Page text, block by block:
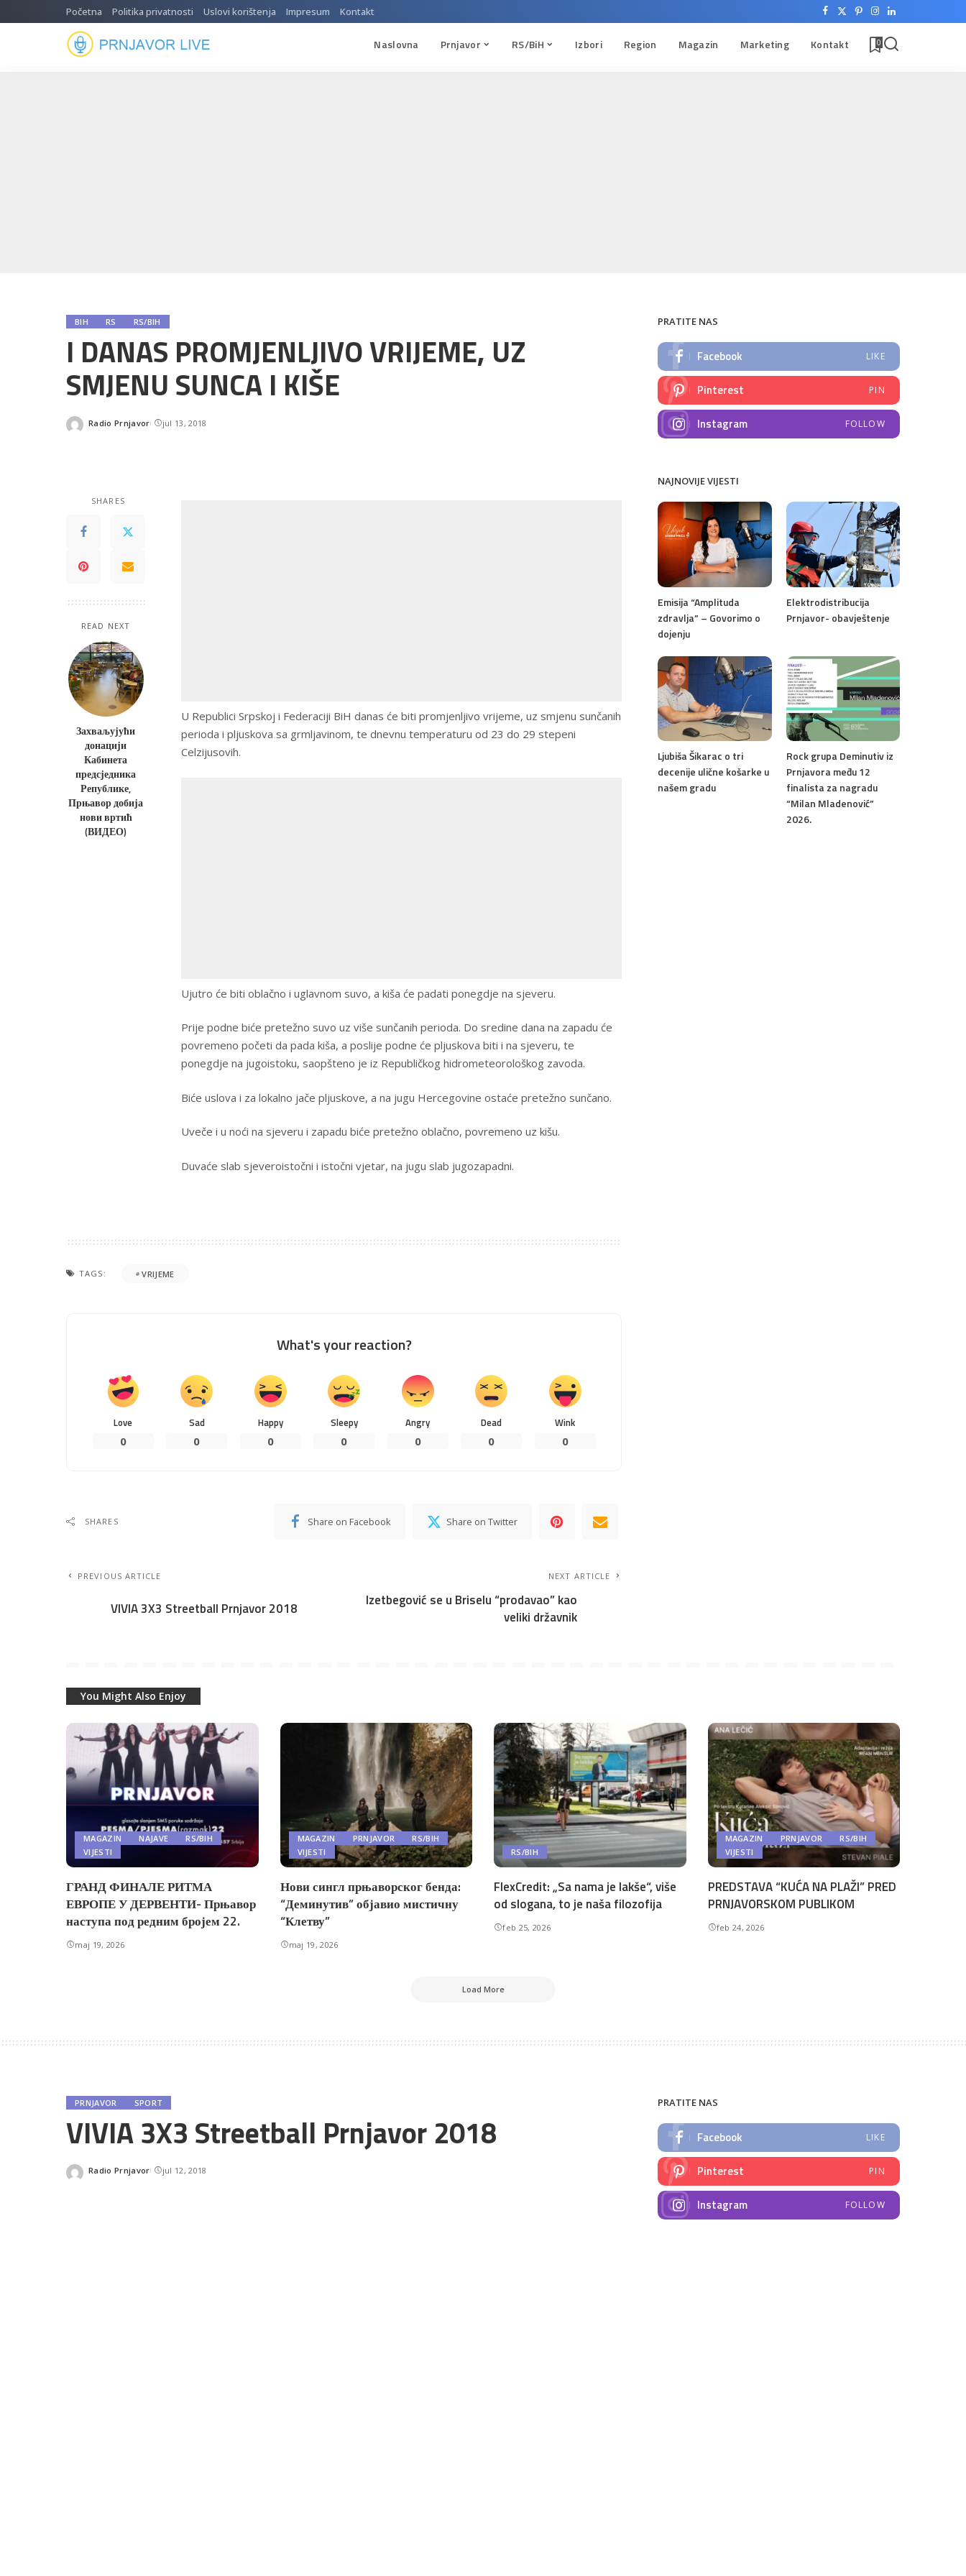
Početna Politika privatnosti Uslovi korištenja Impresum Kontakt
Naslovna Prnjavor RS/BiH Izbori Region Magazin Marketing Kontakt 0
BIH RS RS/BIH
I DANAS PROMJENLJIVO VRIJEME, UZ
SMJENU SUNCA I KIŠE
Posted
Radio Prnjavor jul 13, 2018
SHARES
READ NEXT
Захваљујући
донацији
Кабинета
предсједника
Републике,
Прњавор добија
нови вртић
(ВИДЕО)
U Republici Srpskoj i Federaciji BiH danas će biti promjenljivo vrijeme, uz smjenu sunčanih
perioda i pljuskova sa grmljavinom, te dnevnu temperaturu od 23 do 29 stepeni
Celzijusovih.
Ujutro će biti oblačno i uglavnom suvo, a kiša će padati ponegdje na sjeveru.
Prije podne biće pretežno suvo uz više sunčanih perioda. Do sredine dana na zapadu će
povremeno početi da pada kiša, a poslije podne će pljuskova biti i na sjeveru, te
ponegdje na jugoistoku, saopšteno je iz Republičkog hidrometeorološkog zavoda.
Biće uslova i za lokalno jače pljuskove, a na jugu Hercegovine ostaće pretežno sunčano.
Uveče i u noći na sjeveru i zapadu biće pretežno oblačno, povremeno uz kišu.
Duvaće slab sjeveroistočni i istočni vjetar, na jugu slab jugozapadni.
TAGS: VRIJEME
What's your reaction?
Love
0
Sad
0
Happy
0
Sleepy
0
Angry
0
Dead
0
Wink
0
SHARES Share on Facebook Share on Twitter
PREVIOUS ARTICLE
VIVIA 3X3 Streetball Prnjavor 2018
NEXT ARTICLE
Izetbegović se u Briselu “prodavao” kao
veliki državnik
PRATITE NAS
Facebook LIKE
Pinterest PIN
Instagram FOLLOW
NAJNOVIJE VIJESTI
Emisija “Amplituda
zdravlja” – Govorimo o
dojenju
Elektrodistribucija
Prnjavor- obavještenje
Ljubiša Šikarac o tri
decenije ulične košarke u
našem gradu
Rock grupa Deminutiv iz
Prnjavora među 12
finalista za nagradu
“Milan Mladenović”
2026.
You Might Also Enjoy
MAGAZIN NAJAVE
RS/BIH
VIJESTI
ГРАНД ФИНАЛЕ РИТМА
ЕВРОПЕ У ДЕРВЕНТИ- Прњавор
наступа под редним бројем 22.
maj 19, 2026
MAGAZIN PRNJAVOR
RS/BIH
VIJESTI
Нови сингл прњаворског бенда:
“Деминутив” објавио мистичну
“Клетву”
maj 19, 2026
RS/BIH
FlexCredit: „Sa nama je lakše“, više
od slogana, to je naša filozofija
feb 25, 2026
MAGAZIN PRNJAVOR
RS/BIH
VIJESTI
PREDSTAVA “KUĆA NA PLAŽI” PRED
PRNJAVORSKOM PUBLIKOM
feb 24, 2026
Load More
PRNJAVOR SPORT
VIVIA 3X3 Streetball Prnjavor 2018
Posted
Radio Prnjavor jul 12, 2018
PRATITE NAS
Facebook LIKE
Pinterest PIN
Instagram FOLLOW